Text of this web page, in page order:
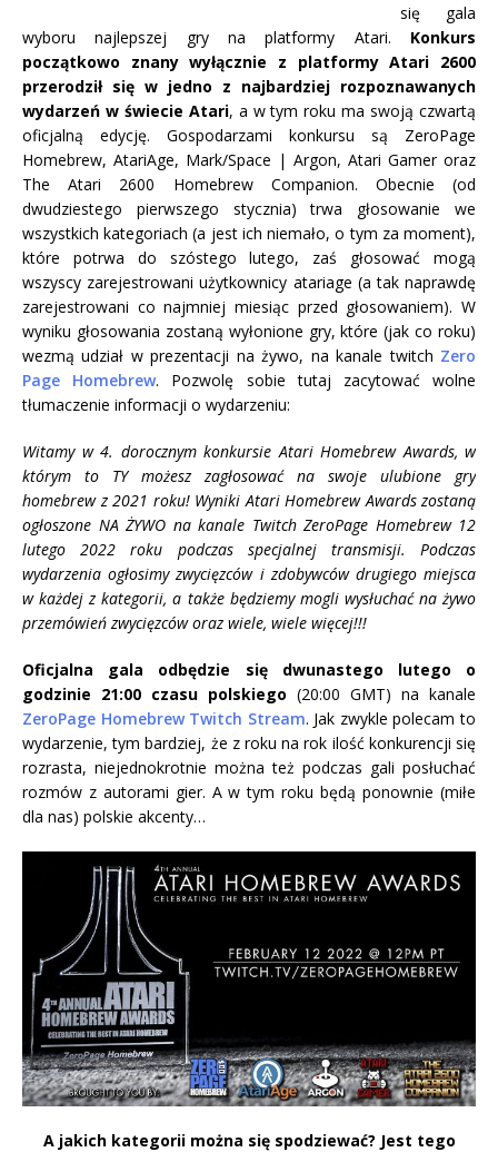
się gala
wyboru najlepszej gry na platformy Atari. Konkurs
początkowo znany wyłącznie z platformy Atari 2600
przerodził się w jedno z najbardziej rozpoznawanych
wydarzeń w świecie Atari, a w tym roku ma swoją czwartą
oficjalną edycję. Gospodarzami konkursu są ZeroPage
Homebrew, AtariAge, Mark/Space | Argon, Atari Gamer oraz
The Atari 2600 Homebrew Companion. Obecnie (od
dwudziestego pierwszego stycznia) trwa głosowanie we
wszystkich kategoriach (a jest ich niemało, o tym za moment),
które potrwa do szóstego lutego, zaś głosować mogą
wszyscy zarejestrowani użytkownicy atariage (a tak naprawdę
zarejestrowani co najmniej miesiąc przed głosowaniem). W
wyniku głosowania zostaną wyłonione gry, które (jak co roku)
wezmą udział w prezentacji na żywo, na kanale twitch Zero
Page Homebrew. Pozwolę sobie tutaj zacytować wolne
tłumaczenie informacji o wydarzeniu:
Witamy w 4. dorocznym konkursie Atari Homebrew Awards, w
którym to TY możesz zagłosować na swoje ulubione gry
homebrew z 2021 roku! Wyniki Atari Homebrew Awards zostaną
ogłoszone NA ŻYWO na kanale Twitch ZeroPage Homebrew 12
lutego 2022 roku podczas specjalnej transmisji. Podczas
wydarzenia ogłosimy zwycięzców i zdobywców drugiego miejsca
w każdej z kategorii, a także będziemy mogli wysłuchać na żywo
przemówień zwycięzców oraz wiele, wiele więcej!!!
Oficjalna gala odbędzie się dwunastego lutego o
godzinie 21:00 czasu polskiego (20:00 GMT) na kanale
ZeroPage Homebrew Twitch Stream. Jak zwykle polecam to
wydarzenie, tym bardziej, że z roku na rok ilość konkurencji się
rozrasta, niejednokrotnie można też podczas gali posłuchać
rozmów z autorami gier. A w tym roku będą ponownie (miłe
dla nas) polskie akcenty…
A jakich kategorii można się spodziewać? Jest tego